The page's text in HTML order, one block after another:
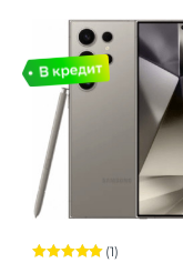
Titanium Gray
(1)